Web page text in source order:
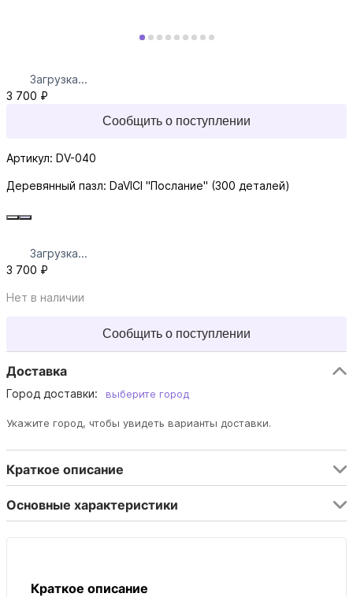
Загрузка...
3 700 ₽
Сообщить о поступлении
Артикул: DV-040
Деревянный пазл: DaVICI "Послание" (300 деталей)
Загрузка...
3 700 ₽
Нет в наличии
Сообщить о поступлении
Доставка
Город доставки: выберите город
Укажите город, чтобы увидеть варианты доставки.
Краткое описание
Основные характеристики
Краткое описание